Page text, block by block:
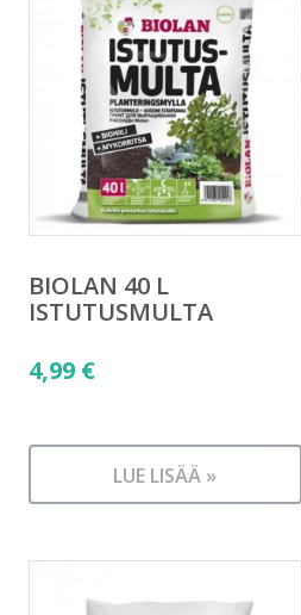
BIOLAN 40 L
ISTUTUSMULTA
4,99 €
LUE LISÄÄ »